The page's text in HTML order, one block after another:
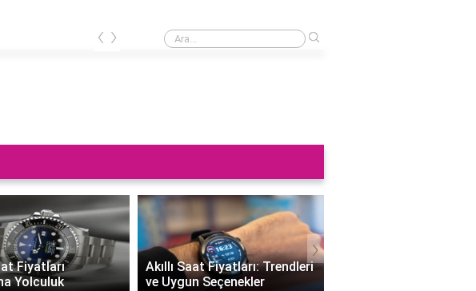
Saat neden sağa takılmaz?
‹ ›
Fiyatları
Yolculuk
Akıllı Saat Fiyatları: Trendleri
ve Uygun Seçenekler
›